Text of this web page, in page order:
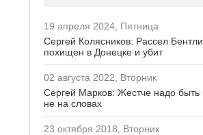
19 апреля 2024, Пятница
Сергей Колясников: Рассел
похищен в Донецке и убит
02 августа 2022, Вторник
Сергей Марков: Жестче надо быть
не на словах
23 октября 2018, Вторник